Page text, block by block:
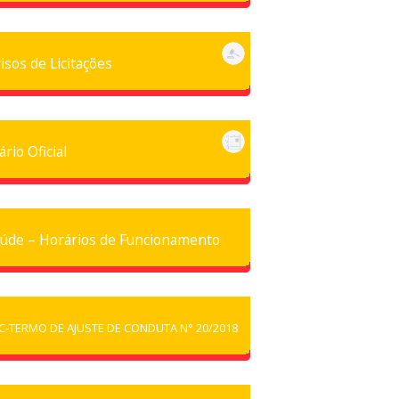
de Licitações
Oficial
– Horários de Funcionamento
TERMO DE AJUSTE DE CONDUTA N° 20/2018